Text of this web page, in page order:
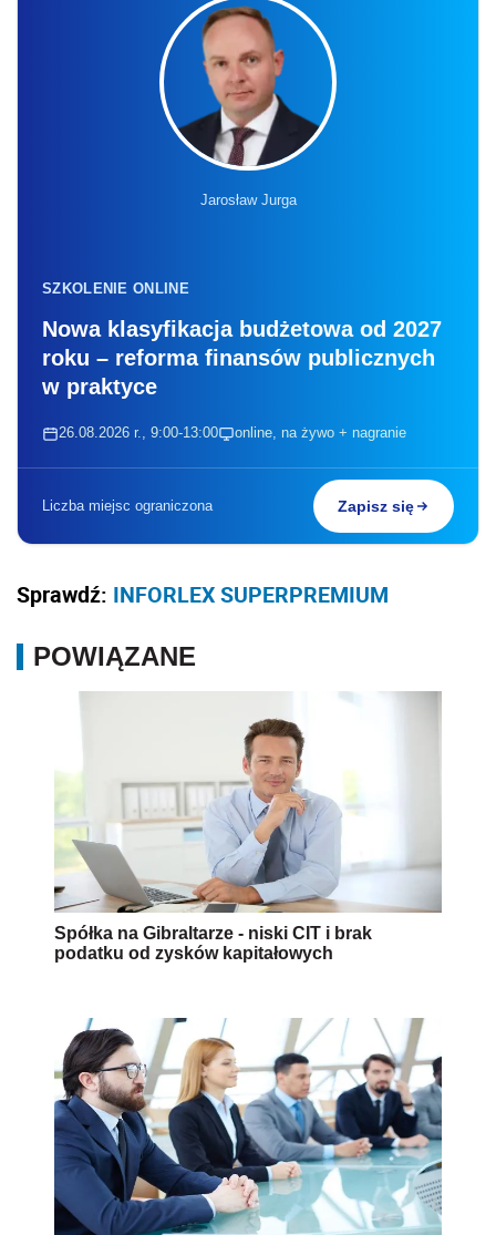
Jarosław Jurga
SZKOLENIE ONLINE
Nowa klasyfikacja budżetowa od 2027
roku – reforma finansów publicznych
w praktyce
26.08.2026 r., 9:00-13:00 online, na żywo + nagranie
Liczba miejsc ograniczona Zapisz się
Sprawdź: INFORLEX SUPERPREMIUM
POWIĄZANE
Spółka na Gibraltarze - niski CIT i brak
podatku od zysków kapitałowych